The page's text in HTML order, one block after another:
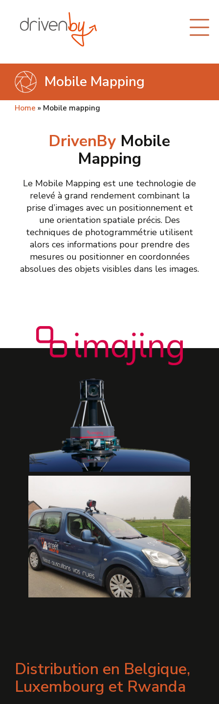
Mobile Mapping
Home » Mobile mapping
DrivenBy Mobile
Mapping
Le Mobile Mapping est une technologie de
relevé à grand rendement combinant la
prise d’images avec un positionnement et
une orientation spatiale précis. Des
techniques de photogrammétrie utilisent
alors ces informations pour prendre des
mesures ou positionner en coordonnées
absolues des objets visibles dans les images.
Distribution en Belgique,
Luxembourg et Rwanda